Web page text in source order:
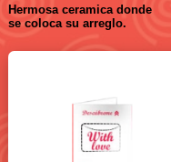
Hermosa ceramica donde
se coloca su arreglo.